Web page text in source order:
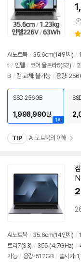
상
품
견
별
AI노트북 / 35.6cm(14인치 ) /
t / 인텔 / 코어 울트라5(S2) /
B / 램 교체: 불가능 / 용량:
1위
SSD 256GB
1,998,990원
TIP AI 노트북의 이해
AI노트북 / 35.6cm(14인치 ) /
트라7(S3) / 355 (4.7GHz) /
가능 / 용량: 512GB / 출시가: